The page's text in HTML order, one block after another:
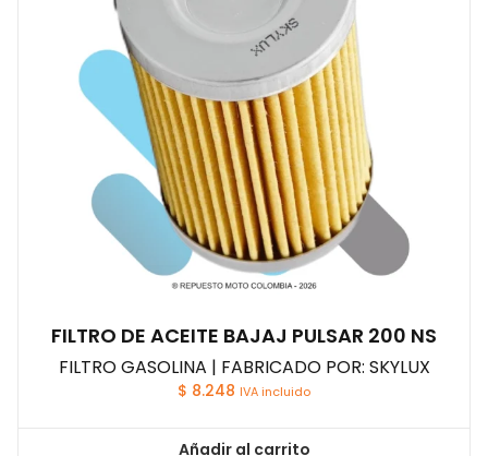
FILTRO DE ACEITE BAJAJ PULSAR 200 NS
FILTRO GASOLINA | FABRICADO POR: SKYLUX
$ 8.248 IVA incluido
Añadir al carrito